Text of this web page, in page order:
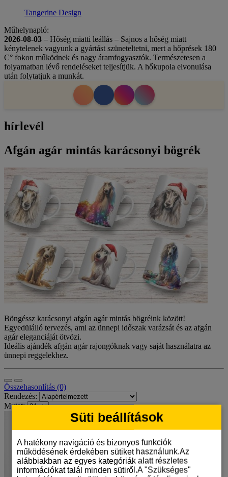
Tangerine Design
Műhelynapló:
2026-08-03 – Hőség miatti leállás – Sajnos a hőség miatt
kénytelenek vagyunk a gyártást szüneteltetni, mert a hőprések 180
C° fokon működnek és nagy áramfogyasztók. Természetesen a
folyamatban lévő rendeléseket teljesítjük. A hőkupola elvonulása
után folytatjuk a munkát.
hírlevél
Afgán agár mintás karácsonyi bögrék
Böngéssz karácsonyi afgán agár mintás bögréink között!
Egyedülálló tervezés, ami az ünnepi időszak varázsát és az afgán
agár eleganciáját ötvözi.
Ideális ajándék afgán agár rajongóknak vagy saját használatra az
ünnepi reggelekhez.
Összehasonlítás (0)
Rendezés:
Mutat:
Süti beállítások
A hatékony navigáció és bizonyos funkciók
működésének érdekében sütiket használunk.Az
alábbiakban az egyes kategóriák alatt részletes
információkat talál minden sütiről.A "Szükséges"